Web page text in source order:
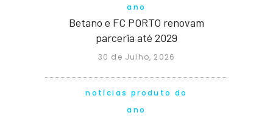
ano
Betano e FC PORTO renovam
parceria até 2029
30 de Julho, 2026
notícias produto do
ano